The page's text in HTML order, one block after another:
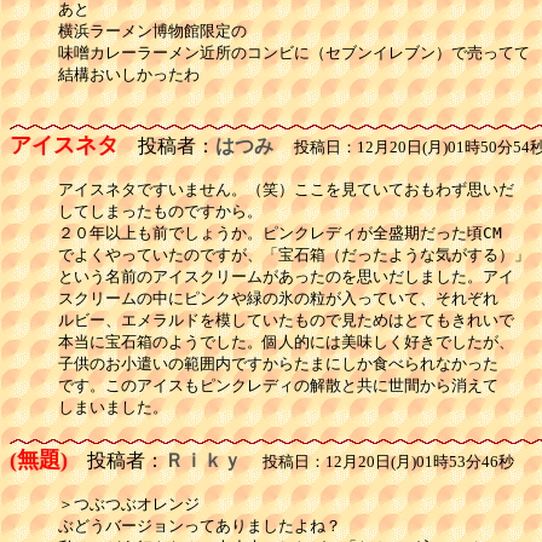
あと
横浜ラーメン博物館限定の
味噌カレーラーメン近所のコンビに（セブンイレブン）で売ってて
結構おいしかったわ
アイスネタ投稿者： はつみ 投稿日：12月20日(月)01時50分54
アイスネタですいません。（笑）ここを見ていておもわず思いだ
してしまったものですから。
２０年以上も前でしょうか。ピンクレディが全盛期だった頃CM
でよくやっていたのですが、「宝石箱（だったような気がする）」
という名前のアイスクリームがあったのを思いだしました。アイ
スクリームの中にピンクや緑の氷の粒が入っていて、それぞれ
ルビー、エメラルドを模していたもので見ためはとてもきれいで
本当に宝石箱のようでした。個人的には美味しく好きでしたが、
子供のお小遣いの範囲内ですからたまにしか食べられなかった
です。このアイスもピンクレディの解散と共に世間から消えて
しまいました。
(無題)投稿者：Ｒｉｋｙ 投稿日：12月20日(月)01時53分46秒
＞つぶつぶオレンジ
ぶどうバージョンってありましたよね？